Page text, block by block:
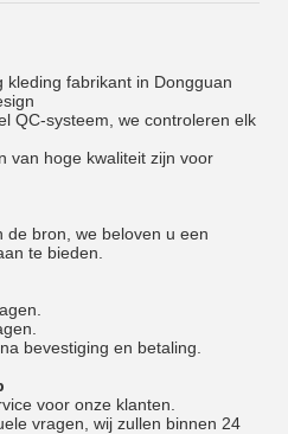
kleding fabrikant in Dongguan
QC-systeem, we controleren elk
van hoge kwaliteit zijn voor
de bron, we beloven u een
te bieden.
bevestiging en betaling.
voor onze klanten.
vragen, wij zullen binnen 24